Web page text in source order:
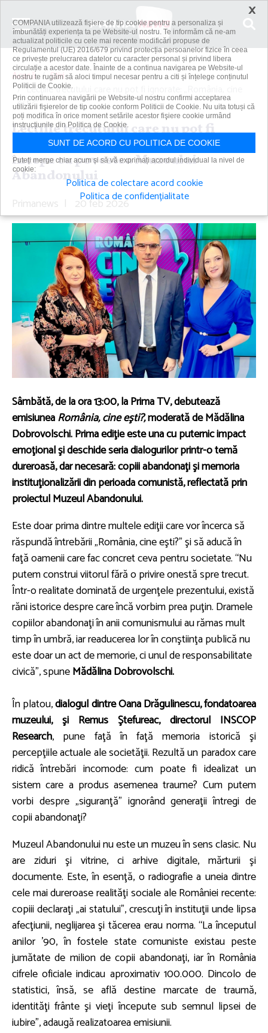
Acasă
Știri
Lecţiile trecutului care nu pot fi ignorate: „România, cine
eşti?”...
Lecţiile trecutului care nu pot fi
ignorate: „România, cine eşti?”
începe cu povestea Muzeului
Abandonului
Primanews | 20 feb 2026
Sâmbătă, de la ora 13:00, la Prima TV, debutează
emisiuneaRomânia, cine eşti?,moderată de Mădălina
Dobrovolschi. Prima ediţie este una cu puternic impact
emoţional şi deschide seria dialogurilor printr-o temă
dureroasă, dar necesară: copiii abandonaţi şi memoria
instituţionalizării din perioada comunistă, reflectată prin
proiectul Muzeul Abandonului.
Este doar prima dintre multele ediţii care vor încerca să
răspundă întrebării „România, cine eşti?” şi să aducă în
faţă oamenii care fac concret ceva pentru societate. “Nu
putem construi viitorul fără o privire onestă spre trecut.
Într-o realitate dominată de urgenţele prezentului, există
răni istorice despre care încă vorbim prea puţin. Dramele
copiilor abandonaţi în anii comunismului au rămas mult
timp în umbră, iar readucerea lor în conştiinţa publică nu
este doar un act de memorie, ci unul de responsabilitate
civică”, spuneMădălina Dobrovolschi.
În platou,dialogul dintre Oana Drăgulinescu, fondatoarea
muzeului, şi Remus Ştefureac, directorul INSCOP
Research, pune faţă în faţă memoria istorică şi
percepţiile actuale ale societăţii. Rezultă un paradox care
ridică întrebări incomode: cum poate fi idealizat un
sistem care a produs asemenea traume? Cum putem
vorbi despre „siguranţă” ignorând generaţii întregi de
copii abandonaţi?
Muzeul Abandonului nu este un muzeu în sens clasic. Nu
are ziduri şi vitrine, ci arhive digitale, mărturii şi
documente. Este, în esenţă, o radiografie a uneia dintre
cele mai dureroase realităţi sociale ale României recente:
copiii declaraţi „ai statului”, crescuţi în instituţii unde lipsa
afecţiunii, neglijarea şi tăcerea erau norma. “La începutul
anilor ’90, în fostele state comuniste existau peste
jumătate de milion de copii abandonaţi, iar în România
cifrele oficiale indicau aproximativ 100.000. Dincolo de
statistici, însă, se află destine marcate de traumă,
identităţi frânte şi vieţi începute sub semnul lipsei de
iubire”, adaugă realizatoarea emisiunii.
×
COMPANIA utilizează fişiere de tip cookie pentru a personaliza și
îmbunătăți experiența ta pe Website-ul nostru. Te informăm că ne-am
actualizat politicile cu cele mai recente modificări propuse de
Regulamentul (UE) 2016/679 privind protecția persoanelor fizice în ceea
ce privește prelucrarea datelor cu caracter personal și privind libera
circulație a acestor date. Înainte de a continua navigarea pe Website-ul
nostru te rugăm să aloci timpul necesar pentru a citi și înțelege conținutul
Politicii de Cookie.
Prin continuarea navigării pe Website-ul nostru confirmi acceptarea
utilizării fişierelor de tip cookie conform Politicii de Cookie. Nu uita totuși că
poți modifica în orice moment setările acestor fişiere cookie urmând
instrucțiunile din Politica de Cookie.
SUNT DE ACORD CU POLITICA DE COOKIE
Puteți merge chiar acum și să vă exprimați acordul individual la nivel de
cookie:
Politica de colectare acord cookie
Politica de confidențialitate